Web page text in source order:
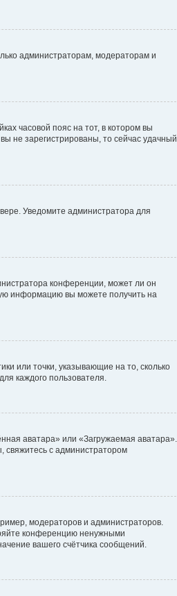
администраторам, модераторам и
часовой пояс на тот, в котором вы
не зарегистрированы, то сейчас удачный
Уведомите администратора для
конференции, может ли он
информацию вы можете получить на
или точки, указывающие на то, сколько
каждого пользователя.
аватара» или «Загружаемая аватара».
свяжитесь с администратором
модераторов и администраторов.
конференцию ненужными
вашего счётчика сообщений.